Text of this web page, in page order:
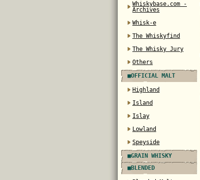
Whiskybase.com -
Archives
Whisk-e
The Whiskyfind
The Whisky Jury
Others
■OFFICIAL MALT
Highland
Island
Islay
Lowland
Speyside
■GRAIN WHISKY
■BLENDED